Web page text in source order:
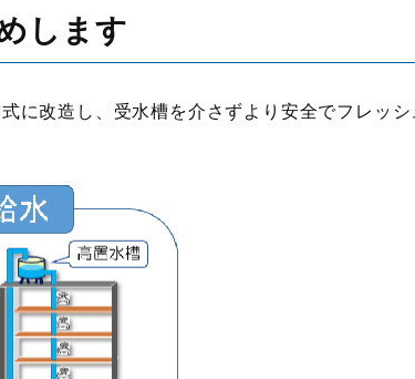
します
に改造し、受水槽を介さずより安全でフレッ